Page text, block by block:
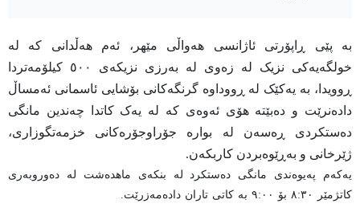
بە پێی ڕاپۆرتی ئاژانسی هەواڵی مێهر، ئەم هەڵدانی کە لە
خولگەیەکی نزیک لە زەوی لە بەرزی نزیکەی ٥٠٠ کیلۆمەتردا
ڕوویدا، بە یەکێک لە ڕووداوە گرنگەکانی بۆشایی ئاسمانی ئەمساڵ
دادەنرێت و دەبێتە هۆی ئەوەی کە لە یەک کاتدا چەندین مانگی
دەستکردی ڕەسەن لە بوارە جۆراوجۆرەکانی خزمەتگوزاری،
ژێرخانی و بەڕێوەبردن کاربکەن.
یەکەم پەیوەندی مانگی دەستکرد لە بنکەی ماهدەشت لە دەوروبەری
کاتژمێر ٨:٣٠ بۆ ٩:٠٠ بە کاتی تاران دادەمەزرێت.